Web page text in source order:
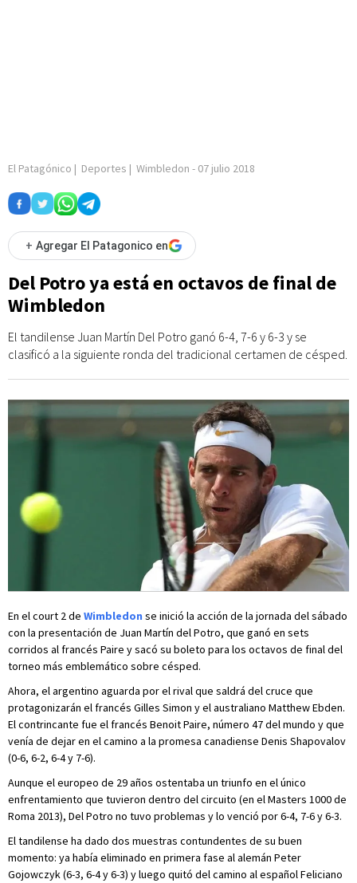
El Patagónico | Deportes | Wimbledon - 07 julio 2018
+ Agregar El Patagonico en
Del Potro ya está en octavos de final de
Wimbledon
El tandilense Juan Martín Del Potro ganó 6-4, 7-6 y 6-3 y se
clasificó a la siguiente ronda del tradicional certamen de césped.
En el court 2 de Wimbledon se inició la acción de la jornada del sábado
con la presentación de Juan Martín del Potro, que ganó en sets
corridos al francés Paire y sacó su boleto para los octavos de final del
torneo más emblemático sobre césped.
Ahora, el argentino aguarda por el rival que saldrá del cruce que
protagonizarán el francés Gilles Simon y el australiano Matthew Ebden.
El contrincante fue el francés Benoit Paire, número 47 del mundo y que
venía de dejar en el camino a la promesa canadiense Denis Shapovalov
(0-6, 6-2, 6-4 y 7-6).
Aunque el europeo de 29 años ostentaba un triunfo en el único
enfrentamiento que tuvieron dentro del circuito (en el Masters 1000 de
Roma 2013), Del Potro no tuvo problemas y lo venció por 6-4, 7-6 y 6-3.
El tandilense ha dado dos muestras contundentes de su buen
momento: ya había eliminado en primera fase al alemán Peter
Gojowczyk (6-3, 6-4 y 6-3) y luego quitó del camino al español Feliciano